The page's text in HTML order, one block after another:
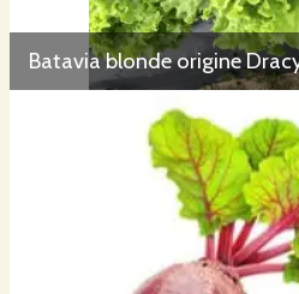
Batavia blonde origine